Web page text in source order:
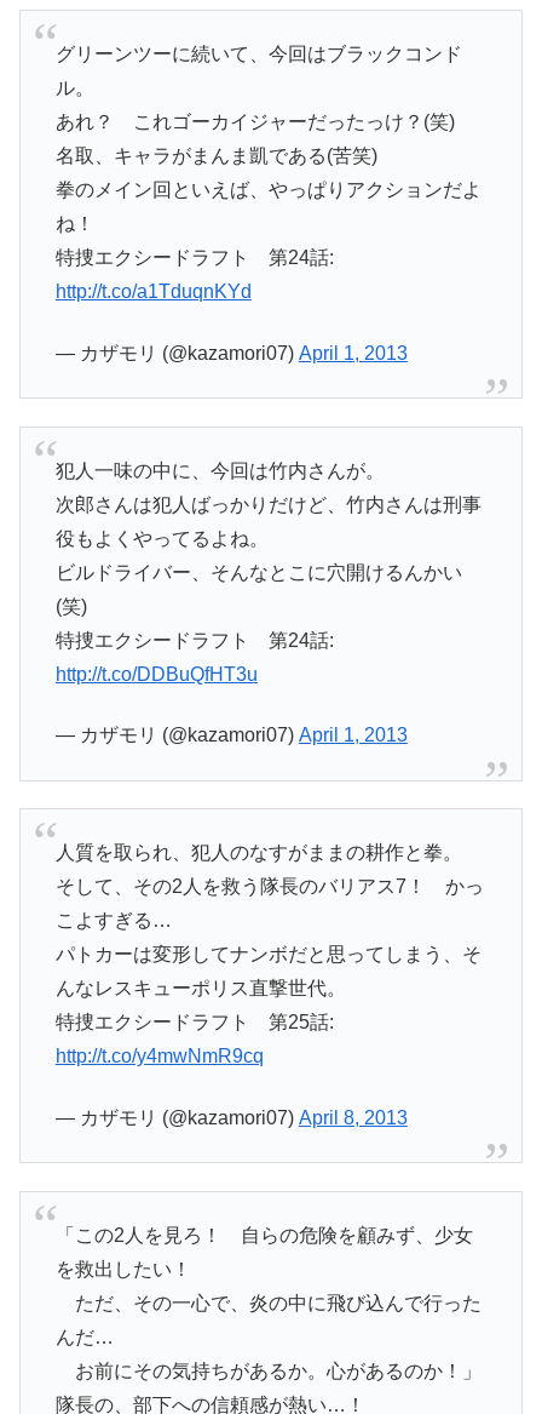
グリーンツーに続いて、今回はブラックコンド
ル。
あれ？ これゴーカイジャーだったっけ？(笑)
名取、キャラがまんま凱である(苦笑)
拳のメイン回といえば、やっぱりアクションだよ
ね！
特捜エクシードラフト 第24話:
http://t.co/a1TduqnKYd
— カザモリ (@kazamori07) April 1, 2013
犯人一味の中に、今回は竹内さんが。
次郎さんは犯人ばっかりだけど、竹内さんは刑事
役もよくやってるよね。
ビルドライバー、そんなとこに穴開けるんかい
(笑)
特捜エクシードラフト 第24話:
http://t.co/DDBuQfHT3u
— カザモリ (@kazamori07) April 1, 2013
人質を取られ、犯人のなすがままの耕作と拳。
そして、その2人を救う隊長のバリアス7！ かっ
こよすぎる…
パトカーは変形してナンボだと思ってしまう、そ
んなレスキューポリス直撃世代。
特捜エクシードラフト 第25話:
http://t.co/y4mwNmR9cq
— カザモリ (@kazamori07) April 8, 2013
「この2人を見ろ！ 自らの危険を顧みず、少女
を救出したい！
ただ、その一心で、炎の中に飛び込んで行った
んだ…
お前にその気持ちがあるか。心があるのか！」
隊長の、部下への信頼感が熱い…！